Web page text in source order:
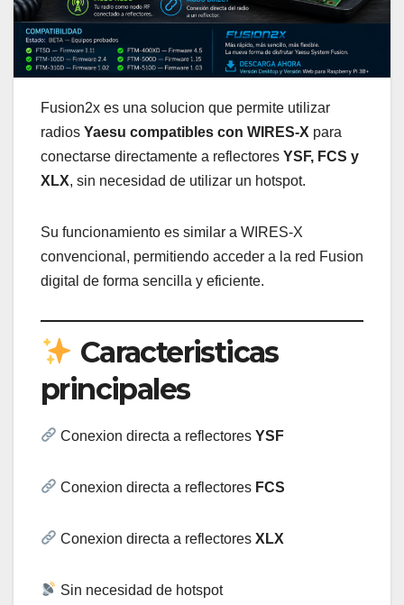
Fusion2x es una solucion que permite utilizar
radios Yaesu compatibles con WIRES-X para
conectarse directamente a reflectores YSF, FCS y
XLX, sin necesidad de utilizar un hotspot.
Su funcionamiento es similar a WIRES-X
convencional, permitiendo acceder a la red Fusion
digital de forma sencilla y eficiente.
Caracteristicas
principales
Conexion directa a reflectoresYSF
Conexion directa a reflectores FCS
Conexion directa a reflectoresXLX
Sin necesidad de hotspot